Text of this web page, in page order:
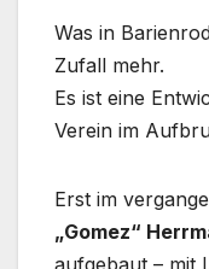
Was in
Zufall mehr.
Es ist eine
Verein im
Erst im
„Gomez“